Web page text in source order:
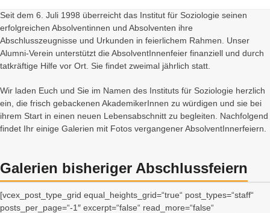
Seit dem 6. Juli 1998 überreicht das Institut für Soziologie seinen
erfolgreichen Absolventinnen und Absolventen ihre
Abschlusszeugnisse und Urkunden in feierlichem Rahmen. Unser
Alumni-Verein unterstützt die AbsolventInnenfeier finanziell und durch
tatkräftige Hilfe vor Ort. Sie findet zweimal jährlich statt.
Wir laden Euch und Sie im Namen des Instituts für Soziologie herzlich
ein, die frisch gebackenen AkademikerInnen zu würdigen und sie bei
ihrem Start in einen neuen Lebensabschnitt zu begleiten. Nachfolgend
findet Ihr einige Galerien mit Fotos vergangener AbsolventInnerfeiern.
Galerien bisheriger Abschlussfeiern
[vcex_post_type_grid equal_heights_grid=“true“ post_types=“staff“
posts_per_page=“-1″ excerpt=“false“ read_more=“false“